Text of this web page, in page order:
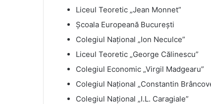
Liceul Teoretic „Jean Monnet”
Școala Europeană București
Colegiul Național „Ion Neculce”
Liceul Teoretic „George Călinescu”
Colegiul Economic „Virgil Madgearu”
Colegiul Național „Constantin
Colegiul Național „I.L. Caragiale”